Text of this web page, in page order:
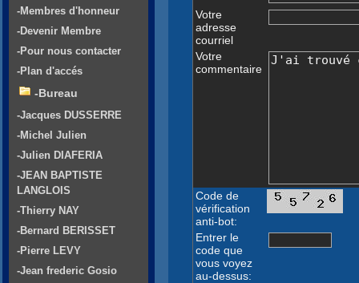
Votre
adresse
courriel
Votre
commentaire
Code de
vérification
anti-bot:
Entrer le
code que
vous voyez
au-dessus:
-Membres d'honneur
-Devenir Membre
-Pour nous contacter
-Plan d'accés
-Bureau
-Jacques DUSSERRE
-Michel Julien
-Julien DIAFERIA
-JEAN BAPTISTE
LANGLOIS
-Thierry NAY
-Bernard BERISSET
-Pierre LEVY
-Jean frederic Gosio